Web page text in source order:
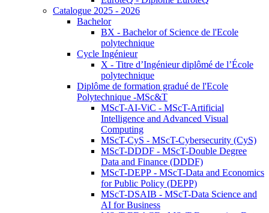
Catalogue 2025 - 2026
Bachelor
BX - Bachelor of Science de l'Ecole
polytechnique
Cycle Ingénieur
X - Titre d’Ingénieur diplômé de l’École
polytechnique
Diplôme de formation gradué de l'Ecole
Polytechnique -MSc&T
MScT-AI-ViC - MScT-Artificial
Intelligence and Advanced Visual
Computing
MScT-CyS - MScT-Cybersecurity (CyS)
MScT-DDDF - MScT-Double Degree
Data and Finance (DDDF)
MScT-DEPP - MScT-Data and Economics
for Public Policy (DEPP)
MScT-DSAIB - MScT-Data Science and
AI for Business